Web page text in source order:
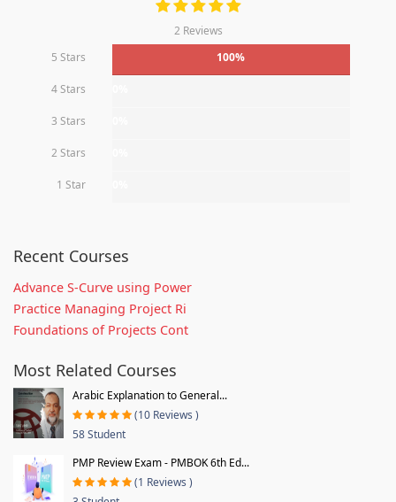
2 Reviews
5 Stars
100%
4 Stars
3 Stars
2 Stars
1 Star
Recent Courses
Advance S-Curve using Power
Practice Managing Project Ri
Foundations of Projects Cont
Most Related Courses
Arabic Explanation to General...
(10 Reviews )
58 Student
PMP Review Exam - PMBOK 6th Ed...
(1 Reviews )